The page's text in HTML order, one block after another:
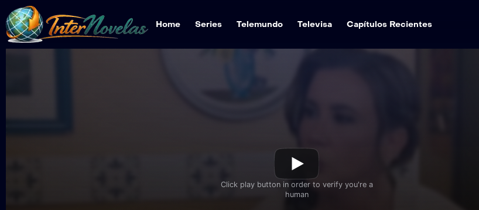
Home Series Telemundo Televisa Capítulos Recientes